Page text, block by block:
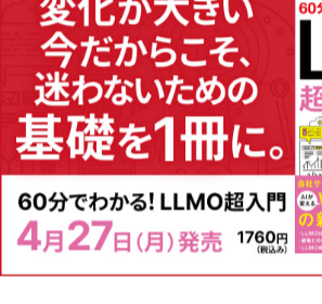
SNSのバズなど、アクセス増加が一時的
ぐにサーバーのプランを変更することは
この短期間のために高額なサーバープラ
すると、その後の通常時にも不要なコス
になります。
恒常的に503エラーが発生する場合は、サ
サーバーの許容能力が不足していると考
バーのプランの変更を検討してもよいで